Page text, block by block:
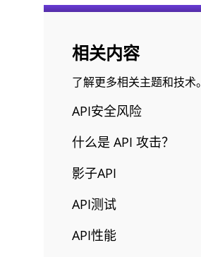
相关内容
了解更多相关主题和技术。
API安全风险
什么是 API 攻击？
影子API
API测试
API性能